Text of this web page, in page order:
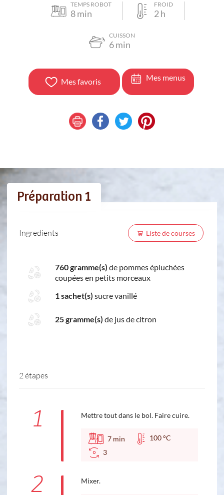
TEMPS ROBOT
8min
FROID
2h
CUISSON
6min
Mes favoris Mes menus
Préparation 1
Ingredients Liste de courses
760 gramme(s) de pommes épluchées
coupées en petits morceaux
1 sachet(s) sucre vanillé
25 gramme(s) de jus de citron
2 étapes
1 Mettre tout dans le bol. Faire cuire.
7 min
100 °C
3
2 Mixer.